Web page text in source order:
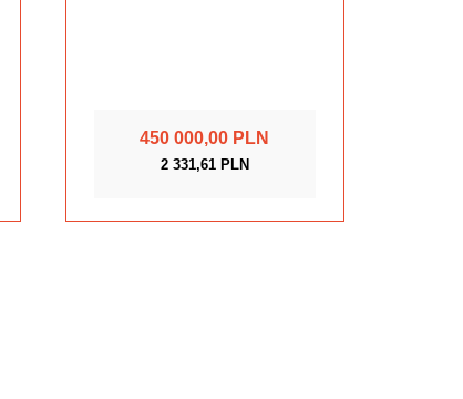
450 000,00 PLN
2 331,61 PLN